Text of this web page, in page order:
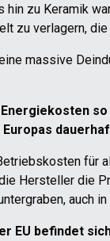
zu Keramik
zu verlagern,
massive
für
Hersteller die
auch
EU befindet